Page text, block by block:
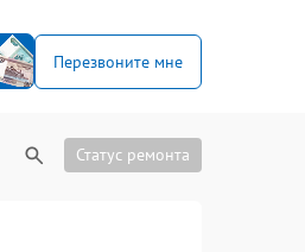
Перезвоните мне
Статус ремонта